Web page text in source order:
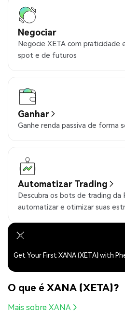
Negociar
Negocie XETA com praticidade
spot e de futuros
Ganhar
Ganhe renda passiva de forma
Automatizar Trading
Descubra os bots de trading da
automatizar e otimizar suas
Get Your First XANA (XETA) with
O que é XANA (XETA)?
Mais sobre XANA